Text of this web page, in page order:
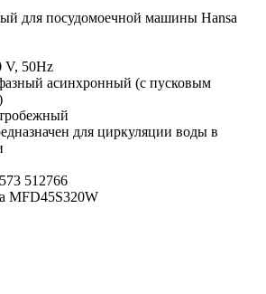
для посудомоечной машины Hansa
V, 50Hz
асинхронный (с пусковым
для циркуляции воды в
512766
MFD45S320W